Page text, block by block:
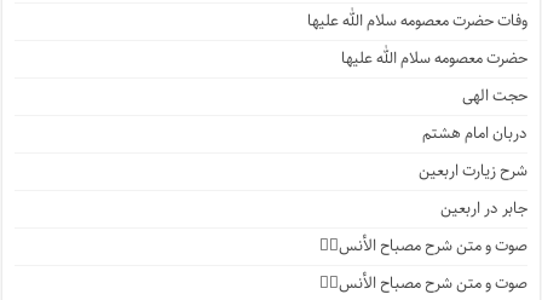
وفات حضرت معصومه سلام الله علیها
حضرت معصومه سلام الله علیها
حجت الهی
دربان امام هشتم
شرح زیارت اربعین
جابر در اربعین
صوت و متن شرح مصباح الأنس۴️⃣
صوت و متن شرح مصباح الأنس۳️⃣